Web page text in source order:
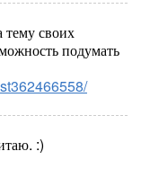
тему своих
подумать
:)